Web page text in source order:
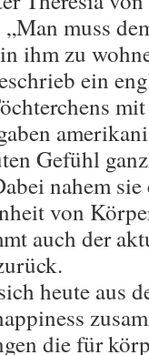
muss
ihm zu
ein
Gefühl
nahem
von
auch der
heute aus
die für